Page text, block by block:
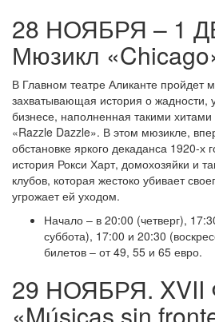
28 НОЯБРЯ – 1
Мюзикл
В Главном театре Аликанте пройдет
захватывающая история о жадности,
бизнесе, наполненная такими
«Razzle Dazzle». В этом мюзикле,
обстановке яркого декаданса 1920-х
история Рокси Харт, домохозяйки и
клубов, которая жестоко убивает
угрожает ей уходом.
Начало – в 20:00 (четверг),
суббота), 17:00 и 20:30
билетов – от 49, 55 и 65 евро.
29 НОЯБРЯ. XVII